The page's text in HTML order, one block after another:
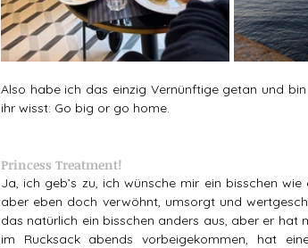
Also habe ich das einzig Vernünftige getan und
ihr wisst: Go big or go home.
Princess Treatment!
Ja, ich geb’s zu, ich wünsche mir ein bisschen
aber eben doch verwöhnt, umsorgt und
das natürlich ein bisschen anders aus, aber er hat
im Rucksack abends vorbeigekommen, hat